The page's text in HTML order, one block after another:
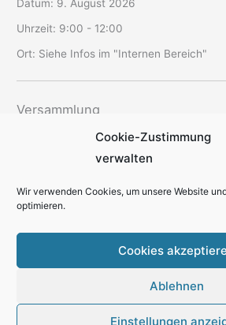
Cookie-Zustimmung
verwalten
Wir verwenden Cookies, um unsere Website
optimieren.
Cookies
Ablehnen
Einstellungen
Datum: 9. August 2026
Uhrzeit: 9:00 - 12:00
Ort: Siehe Infos im "Internen Bereich"
Versammlung
12. August 2026
19:30 - 22:00
Ort:SAV-Vereinsheim Schriesheim
Datenschutzerklärung